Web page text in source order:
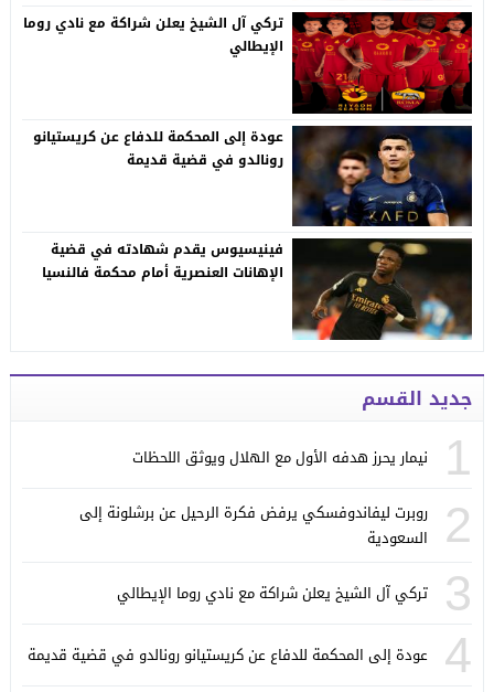
تركي آل الشيخ يعلن شراكة مع نادي روما
الإيطالي
عودة إلى المحكمة للدفاع عن كريستيانو
رونالدو في قضية قديمة
فينيسيوس يقدم شهادته في قضية
الإهانات العنصرية أمام محكمة فالنسيا
جديد القسم
1 نيمار يحرز هدفه الأول مع الهلال ويوثق اللحظات
2
روبرت ليفاندوفسكي يرفض فكرة الرحيل عن برشلونة إلى
السعودية
3 تركي آل الشيخ يعلن شراكة مع نادي روما الإيطالي
4 عودة إلى المحكمة للدفاع عن كريستيانو رونالدو في قضية قديمة